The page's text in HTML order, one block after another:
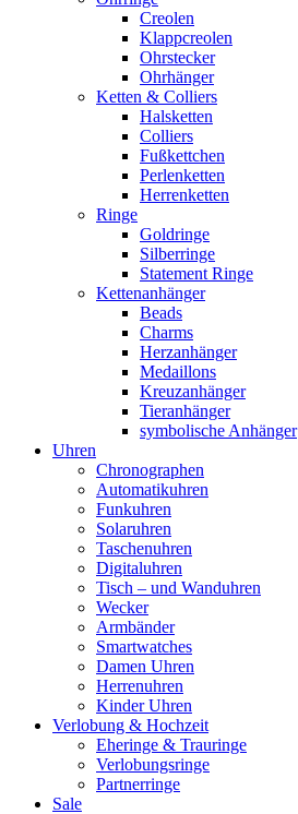
Creolen
Klappcreolen
Ohrstecker
Ohrhänger
Ketten & Colliers
Halsketten
Colliers
Fußkettchen
Perlenketten
Herrenketten
Ringe
Goldringe
Silberringe
Statement Ringe
Kettenanhänger
Beads
Charms
Herzanhänger
Medaillons
Kreuzanhänger
Tieranhänger
symbolische Anhänger
Uhren
Chronographen
Automatikuhren
Funkuhren
Solaruhren
Taschenuhren
Digitaluhren
Tisch – und Wanduhren
Wecker
Armbänder
Smartwatches
Damen Uhren
Herrenuhren
Kinder Uhren
Verlobung & Hochzeit
Eheringe & Trauringe
Verlobungsringe
Partnerringe
Sale